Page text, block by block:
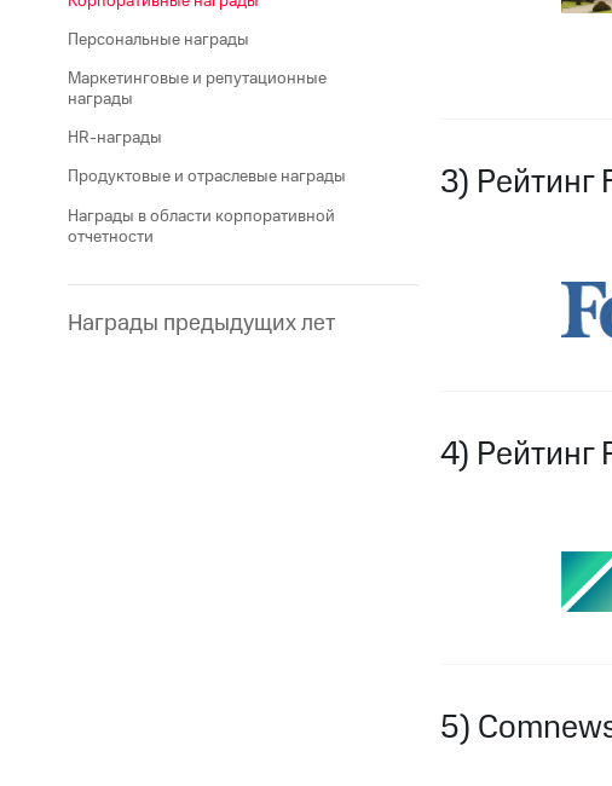
Персональные награды
Маркетинговые и репутационные
награды
HR-награды
Продуктовые и отраслевые награды
Награды в области корпоративной
отчетности
Награды предыдущих лет
3) Рейтинг
4)
5)